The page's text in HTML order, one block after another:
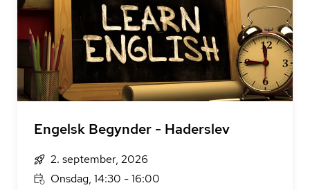
Engelsk Begynder - Haderslev
2. september, 2026
Onsdag, 14:30 - 16:00